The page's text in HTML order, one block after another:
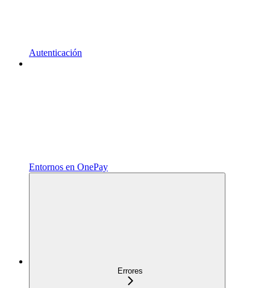
Autenticación
Entornos en OnePay
Errores